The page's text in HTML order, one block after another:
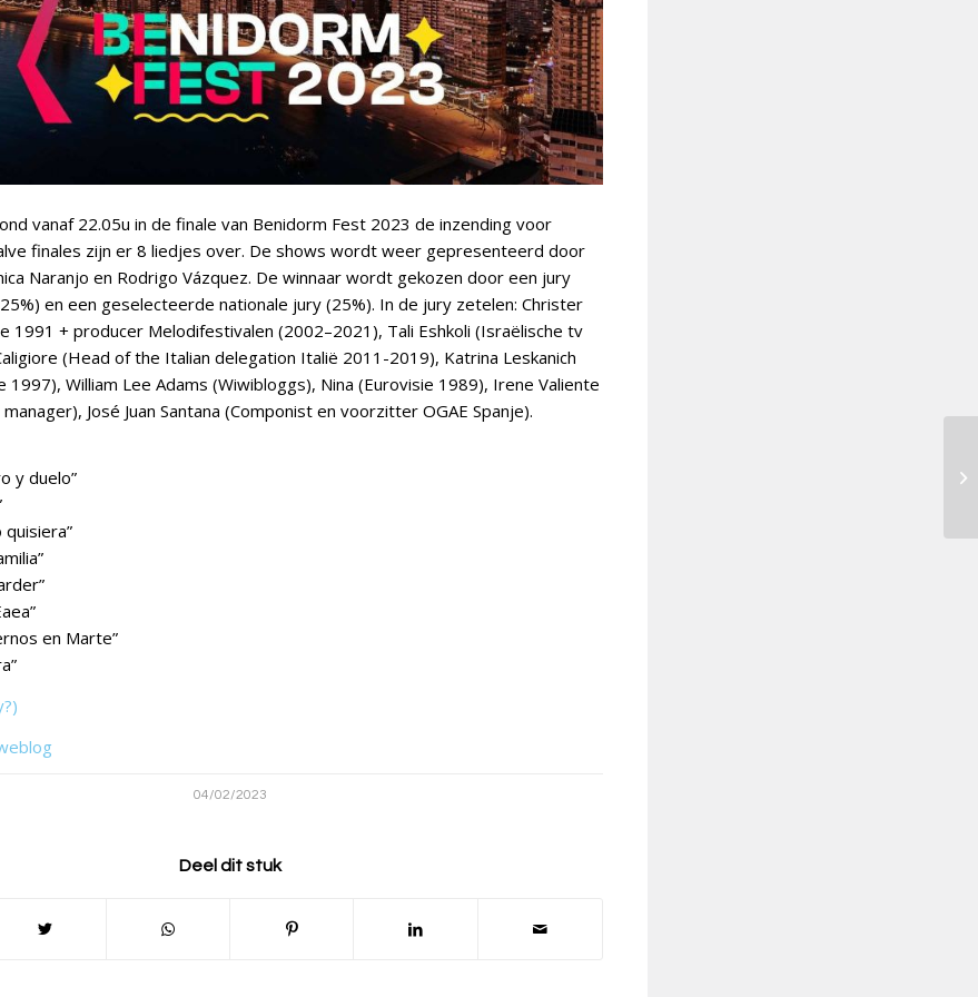
vanaf 22.05u in de finale van Benidorm Fest 2023 de inzending voor
finales zijn er 8 liedjes over. De shows wordt weer gepresenteerd door
Naranjo en Rodrigo Vázquez. De winnaar wordt gekozen door een jury
en een geselecteerde nationale jury (25%). In de jury zetelen: Christer
1991 + producer Melodifestivalen (2002–2021), Tali Eshkoli (Israëlische tv
(Head of the Italian delegation Italië 2011-2019), Katrina Leskanich
1997), William Lee Adams (Wiwibloggs), Nina (Eurovisie 1989), Irene Valiente
José Juan Santana (Componist en voorzitter OGAE Spanje).
y duelo”
quisiera”
en Marte”
04/02/2023
Deel dit stuk